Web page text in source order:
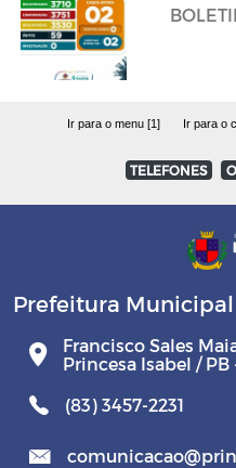
Ir para o menu [1] Ir para o
TELEFONES
Prefeitura Municipal
Francisco Sales
Princesa Isabel / PB
(83) 3457-2231